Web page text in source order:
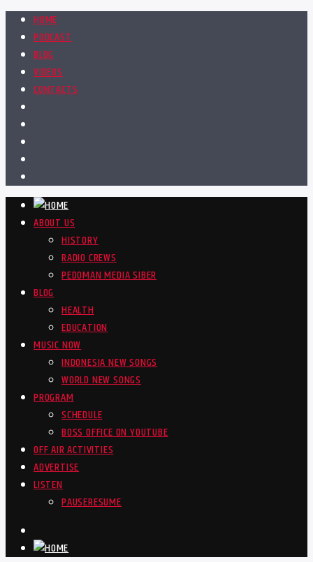
HOME
PODCAST
BLOG
VIDEOS
CONTACTS
ABOUT US
HISTORY
RADIO CREWS
PEDOMAN MEDIA SIBER
BLOG
HEALTH
EDUCATION
MUSIC NOW
INDONESIA NEW SONGS
WORLD NEW SONGS
PROGRAM
SCHEDULE
BOSS OFFICE ON YOUTUBE
OFF AIR ACTIVITIES
ADVERTISE
LISTEN
PAUSERESUME